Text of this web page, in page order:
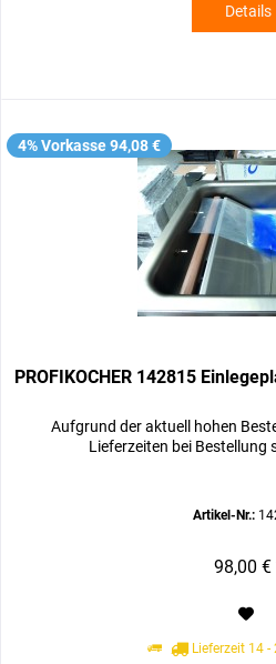
Details
4% Vorkasse 94,08 €
PROFIKOCHER 142815
Aufgrund der aktuell hohen
Lieferzeiten bei Bestellung
Artikel-Nr.:
98,00 €
Lieferzeit 14 -